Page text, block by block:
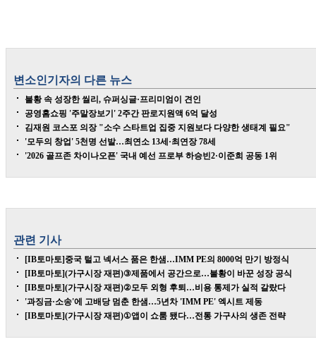
변소인기자의 다른 뉴스
불황 속 성장한 씰리, 슈퍼싱글·프리미엄이 견인
공영홈쇼핑 '주말장보기' 2주간 판로지원액 6억 달성
김재원 코스포 의장 "소수 스타트업 집중 지원보다 다양한 생태계 필요"
'모두의 창업' 5천명 선발…최연소 13세·최연장 78세
'2026 골프존 차이나오픈' 국내 예선 프로부 하승빈2·이준희 공동 1위
관련 기사
[IB토마토]중국 털고 넥서스 품은 한샘…IMM PE의 8000억 만기 방정식
[IB토마토](가구시장 재편)③제품에서 공간으로…불황이 바꾼 성장 공식
[IB토마토](가구시장 재편)②모두 외형 후퇴…비용 통제가 실적 갈랐다
'과징금·소송'에 고배당 멈춘 한샘…5년차 'IMM PE' 엑시트 제동
[IB토마토](가구시장 재편)①앱이 쇼룸 됐다…전통 가구사의 생존 전략